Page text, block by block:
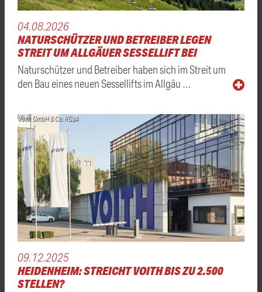
04.08.2026
NATURSCHÜTZER UND BETREIBER LEGEN
STREIT UM ALLGÄUER SESSELLIFT BEI
Naturschützer und Betreiber haben sich im Streit um
den Bau eines neuen Sessellifts im Allgäu …
Voith GmbH & Co. KGaA
09.12.2025
HEIDENHEIM: STREICHT VOITH BIS ZU 2.500
STELLEN?